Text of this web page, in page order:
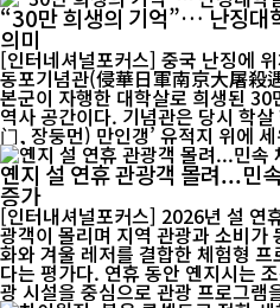
“30만 희생의 기억”… 난징대
의미
[인터네셔널포커스] 중국 난징에
동포기념관(侵華日軍南京大屠殺
본군이 자행한 대학살로 희생된
역사 공간이다. 기념관은 당시 학
门, 장둥먼) 만인갱’ 유적지 위에
옌지 설 연휴 관광객 몰려...민
증가
[인터내셔널포커스] 2026년 설 연
광객이 몰리며 지역 관광과 소비가
화와 겨울 레저를 결합한 체험형
다는 평가다. 연휴 동안 옌지시는 조선족 민속 체험과 공연, 겨울 관
광 시설을 중심으로 관광 프로그램